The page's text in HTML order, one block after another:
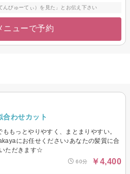
んびゅーてぃ）を見た」とお伝え下さい
ニューで予約
合わせカット
もっとやりやすく、まとまりやすい。
にお任せください♪あなたの髪質に合
ただきます☆
60分 ￥4,400